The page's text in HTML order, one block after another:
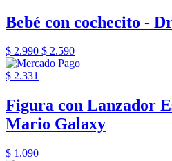
Bebé con cochecito -
$ 2.990 $ 2.590
$ 2.331
Figura con Lanzador
Mario Galaxy
$ 1.090